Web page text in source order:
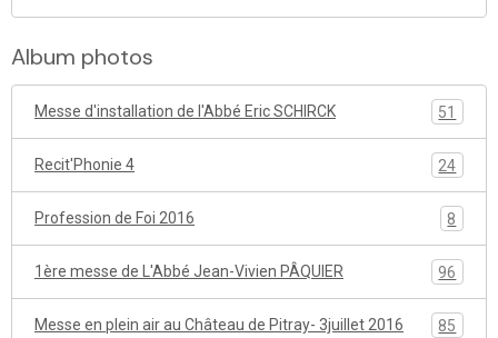
Album photos
Messe d'installation de l'Abbé Eric SCHIRCK 51
Recit'Phonie 4 24
Profession de Foi 2016 8
1ère messe de L'Abbé Jean-Vivien PÂQUIER 96
Messe en plein air au Château de Pitray- 3juillet 2016 85